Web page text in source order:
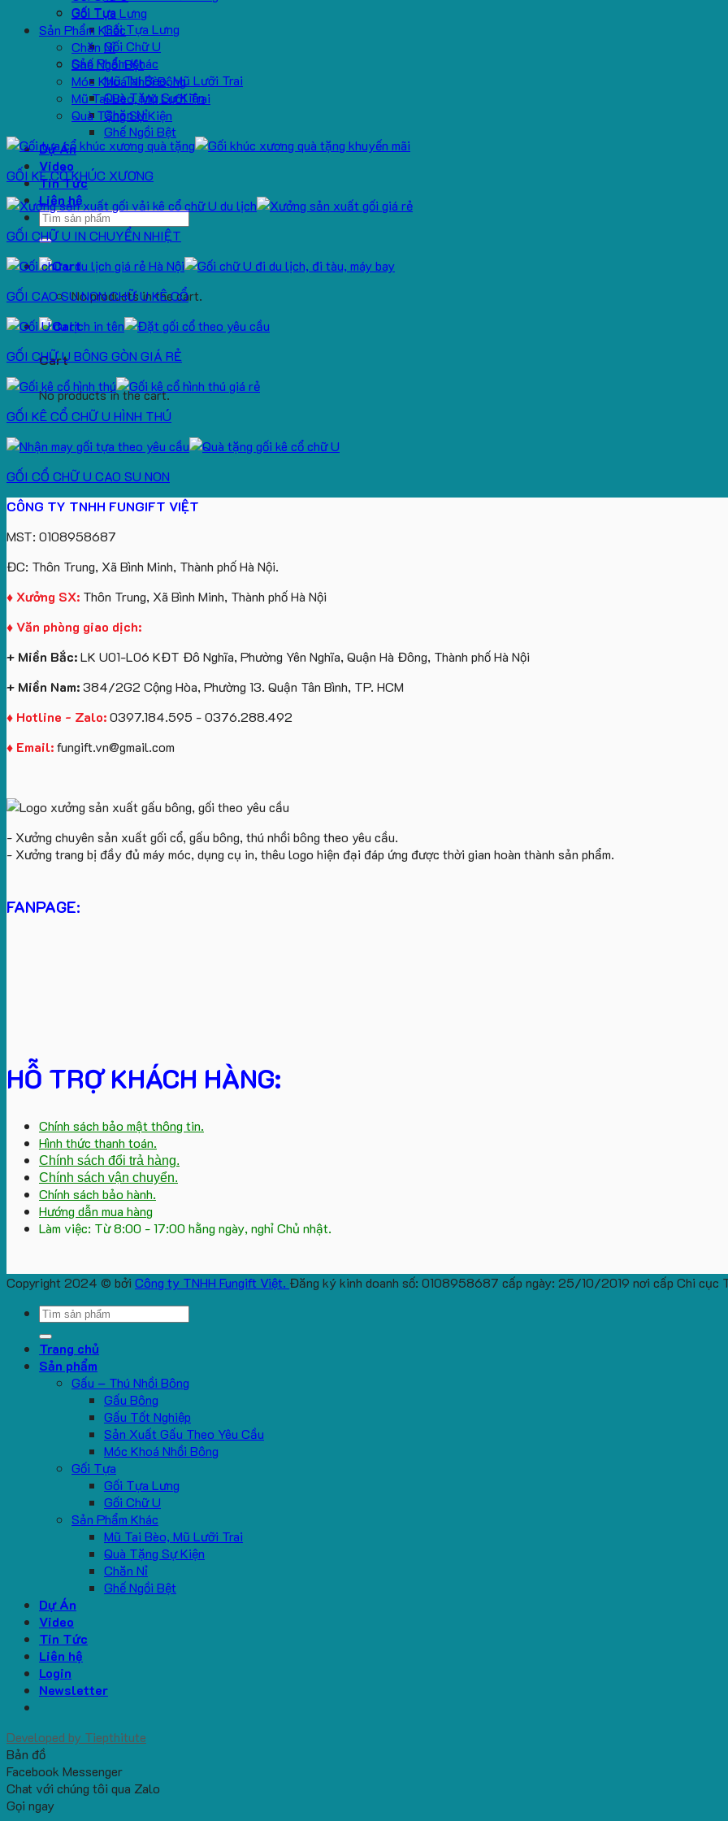
Gối Tựa
Gối Tựa Lưng
Gối Chữ U
Sản Phẩm Khác
Mũ Tai Bèo, Mũ Lưỡi Trai
Quà Tặng Sự Kiện
Chăn Nỉ
Ghế Ngồi Bệt
Dự Án
Video
Tin Tức
Liên hệ
Search
for:
No products in the cart.
Cart
No products in the cart.
Gối Tựa Lưng
Sản Phẩm Khác
Chăn Nỉ
Ghế Ngồi Bệt
Móc Khoá Nhồi Bông
Mũ Tai Bèo, Mũ Lưỡi Trai
Quà Tặng Sự Kiện
GỐI KÊ CỔ KHÚC XƯƠNG
GỐI CHỮ U IN CHUYỂN NHIỆT
GỐI CAO SU NON CHỮ U KÊ CỔ
GỐI CHỮ U BÔNG GÒN GIÁ RẺ
GỐI KÊ CỔ CHỮ U HÌNH THÚ
GỐI CỔ CHỮ U CAO SU NON
CÔNG TY TNHH FUNGIFT VIỆT
MST: 0108958687
ĐC: Thôn Trung, Xã Bình Minh, Thành phố Hà Nội.
♦ Xưởng SX: Thôn Trung, Xã Bình Minh, Thành phố Hà Nội
♦ Văn phòng giao dịch:
+ Miền Bắc:LK U01-L06 KĐT Đô Nghĩa, Phường Yên Nghĩa, Quận Hà Đông, Thành phố Hà Nội
+ Miền Nam:384/2G2 Cộng Hòa, Phường 13. Quận Tân Bình, TP. HCM
♦ Hotline - Zalo:0397.184.595 - 0376.288.492
♦ Email:fungift.vn@gmail.com
- Xưởng chuyên sản xuất gối cổ, gấu bông, thú nhồi bông theo yêu cầu.
- Xưởng trang bị đầy đủ máy móc, dụng cụ in, thêu logo hiện đại đáp ứng được thời gian hoàn thành sản phẩm.
FANPAGE:
HỖ TRỢ KHÁCH HÀNG:
Chính sách bảo mật thông tin.
Hình thức thanh toán.
Chính sách đổi trả hàng.
Chính sách vận chuyển.
Chính sách bảo hành.
Hướng dẫn mua hàng
Làm việc: Từ 8:00 - 17:00 hằng ngày, nghỉ Chủ nhật.
Copyright 2024 © bởi Công ty TNHH Fungift Việt. Đăng ký kinh doanh số: 0108958687 cấp ngày: 25/10/2019 nơi cấp Chi cục
Search
Trang chủ
Sản phẩm
Gấu – Thú Nhồi Bông
Gấu Bông
Gấu Tốt Nghiệp
Sản Xuất Gấu Theo Yêu Cầu
Móc Khoá Nhồi Bông
Gối Tựa
Gối Tựa Lưng
Gối Chữ U
Sản Phẩm Khác
Mũ Tai Bèo, Mũ Lưỡi Trai
Quà Tặng Sự Kiện
Chăn Nỉ
Ghế Ngồi Bệt
Dự Án
Video
Tin Tức
Liên hệ
Login
Newsletter
Developed by Tiepthitute
Bản đồ
Facebook Messenger
Chat với chúng tôi qua Zalo
Gọi ngay